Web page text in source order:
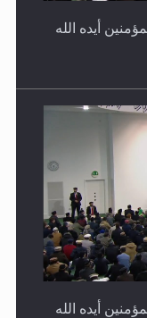
أيده الله
أيده الله